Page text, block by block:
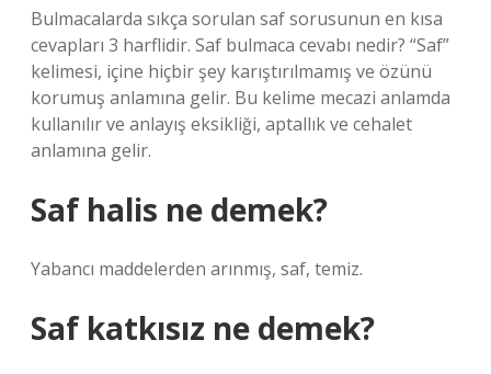
Bulmacalarda sıkça sorulan saf sorusunun en kısa
cevapları 3 harflidir. Saf bulmaca cevabı nedir? “Saf”
kelimesi, içine hiçbir şey karıştırılmamış ve özünü
korumuş anlamına gelir. Bu kelime mecazi anlamda
kullanılır ve anlayış eksikliği, aptallık ve cehalet
anlamına gelir.
Saf halis ne demek?
Yabancı maddelerden arınmış, saf, temiz.
Saf katkısız ne demek?